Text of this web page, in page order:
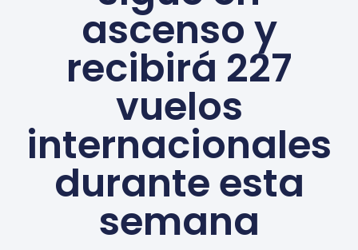
ascenso y
recibirá 227
vuelos
internacionales
durante esta
semana